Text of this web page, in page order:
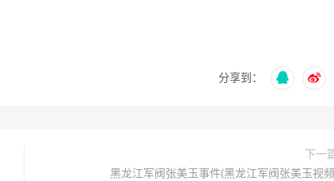
分享到：
下一
黑龙江军阀张美玉事件(黑龙江军阀张美玉视